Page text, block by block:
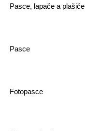
Pasce, lapače a plašiče
Pasce
Fotopasce